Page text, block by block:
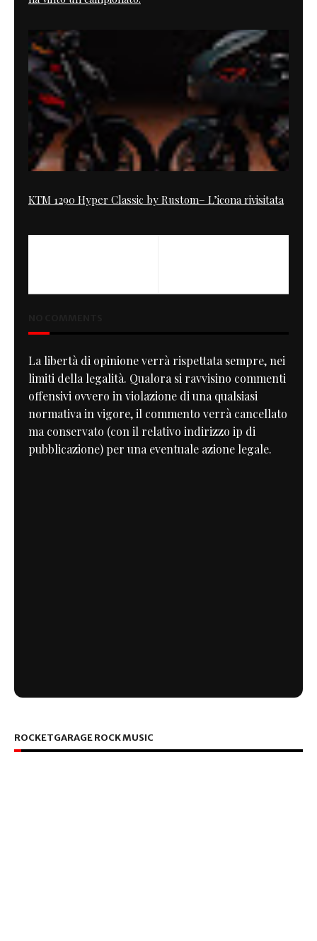
KTM 1290 Hyper Classic by Rustom– L’icona rivisitata
La libertà di opinione verrà rispettata sempre, nei
limiti della legalità. Qualora si ravvisino commenti
offensivi ovvero in violazione di una qualsiasi
normativa in vigore, il commento verrà cancellato
ma conservato (con il relativo indirizzo ip di
pubblicazione) per una eventuale azione legale.
ROCKETGARAGE ROCK MUSIC